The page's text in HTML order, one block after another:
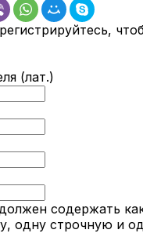
(лат.)
содержать
одну строчную и